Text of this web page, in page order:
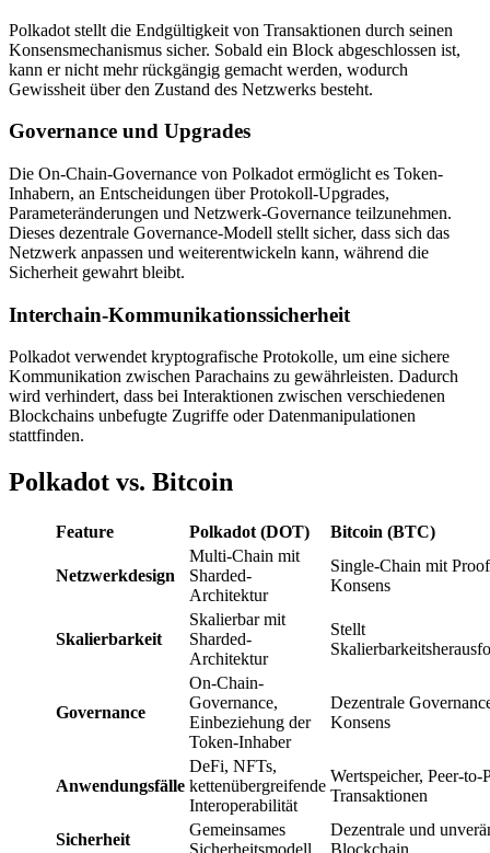
Polkadot stellt die Endgültigkeit von Transaktionen durch seinen
Konsensmechanismus sicher. Sobald ein Block abgeschlossen ist,
kann er nicht mehr rückgängig gemacht werden, wodurch
Gewissheit über den Zustand des Netzwerks besteht.
Governance und Upgrades
Die On-Chain-Governance von Polkadot ermöglicht es Token-
Inhabern, an Entscheidungen über Protokoll-Upgrades,
Parameteränderungen und Netzwerk-Governance teilzunehmen.
Dieses dezentrale Governance-Modell stellt sicher, dass sich das
Netzwerk anpassen und weiterentwickeln kann, während die
Sicherheit gewahrt bleibt.
Interchain-Kommunikationssicherheit
Polkadot verwendet kryptografische Protokolle, um eine sichere
Kommunikation zwischen Parachains zu gewährleisten. Dadurch
wird verhindert, dass bei Interaktionen zwischen verschiedenen
Blockchains unbefugte Zugriffe oder Datenmanipulationen
stattfinden.
Polkadot vs. Bitcoin
Feature Polkadot (DOT) Bitcoin (BTC)
Netzwerkdesign
Multi-Chain mit
Sharded-
Architektur
Single-Chain mit
Konsens
Skalierbarkeit
Skalierbar mit
Sharded-
Architektur
Stellt
Governance
On-Chain-
Governance,
Einbeziehung der
Token-Inhaber
Dezentrale
Konsens
Anwendungsfälle
DeFi, NFTs,
kettenübergreifende
Interoperabilität
Wertspeicher, Peer-to-
Transaktionen
Sicherheit
Gemeinsames
Dezentrale und